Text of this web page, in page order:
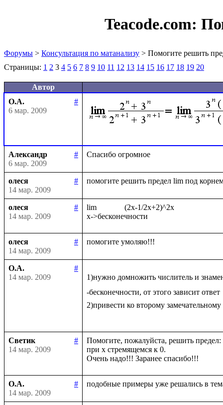
Teacode.com:
Форумы > Консультация по матанализу > Помогите решить
Страницы: 1 2 3 4 5 6 7 8 9 10 11 12 13 14 15 16 17 18 19 20
Автор
О.А.
#
6 мар. 2009
Александр
#
6 мар. 2009
олеся
#
14 мар. 2009
олеся
#
14 мар. 2009
lim              (2x-1/2x+2)^2x
олеся
#
14 мар. 2009
О.А.
#
14 мар. 2009
1)нужно домножить числитель и
-бесконечности, от этого зависит ответ
2)привести ко второму замечательному
Светик
#
14 мар. 2009
Помогите, пожалуйста, решить предел:
при х стремящемся к 0.
О.А.
#
14 мар. 2009